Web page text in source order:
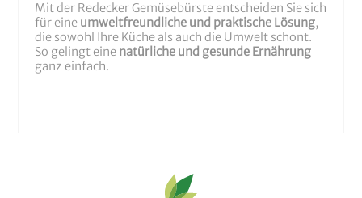
Mit der Redecker Gemüsebürste entscheiden Sie sich
für eine umweltfreundliche und praktische Lösung,
die sowohl Ihre Küche als auch die Umwelt schont.
So gelingt eine natürliche und gesunde Ernährung
ganz einfach.